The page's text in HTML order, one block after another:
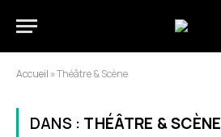
Accueil »Théâtre & Scène
DANS : THÉÂTRE & SCÈNE